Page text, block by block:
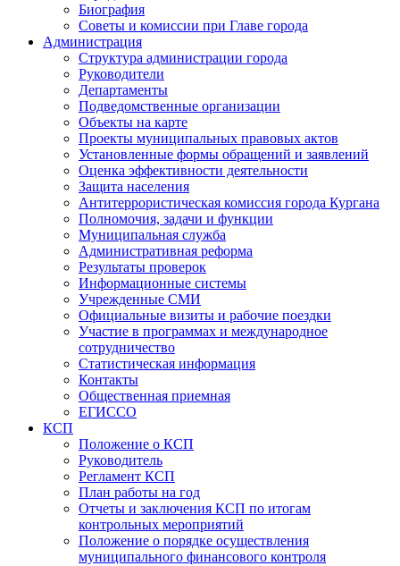
Биография
Советы и комиссии при Главе города
Администрация
Структура администрации города
Руководители
Департаменты
Подведомственные организации
Объекты на карте
Проекты муниципальных правовых актов
Установленные формы обращений и заявлений
Оценка эффективности деятельности
Защита населения
Антитеррористическая комиссия города Кургана
Полномочия, задачи и функции
Муниципальная служба
Административная реформа
Результаты проверок
Информационные системы
Учрежденные СМИ
Официальные визиты и рабочие поездки
Участие в программах и международное
сотрудничество
Статистическая информация
Контакты
Общественная приемная
ЕГИССО
КСП
Положение о КСП
Руководитель
Регламент КСП
План работы на год
Отчеты и заключения КСП по итогам
контрольных мероприятий
Положение о порядке осуществления
муниципального финансового контроля